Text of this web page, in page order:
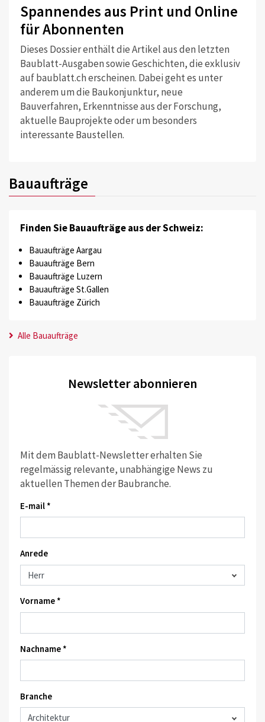
Spannendes aus Print und Online
für Abonnenten
Dieses Dossier enthält die Artikel aus den letzten
Baublatt-Ausgaben sowie Geschichten, die exklusiv
auf baublatt.ch erscheinen. Dabei geht es unter
anderem um die Baukonjunktur, neue
Bauverfahren, Erkenntnisse aus der Forschung,
aktuelle Bauprojekte oder um besonders
interessante Baustellen.
Bauaufträge
Finden Sie Bauaufträge aus der Schweiz:
Bauaufträge Aargau
Bauaufträge Bern
Bauaufträge Luzern
Bauaufträge St.Gallen
Bauaufträge Zürich
Alle Bauaufträge
Newsletter abonnieren
Mit dem Baublatt-Newsletter erhalten Sie
regelmässig relevante, unabhängige News zu
aktuellen Themen der Baubranche.
E-mail *
Anrede
Vorname *
Nachname *
Branche